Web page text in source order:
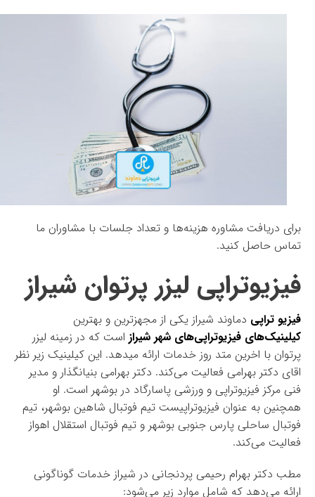
برای دریافت مشاوره هزینه‌ها و تعداد جلسات با مشاوران ما
تماس حاصل کنید.
فیزیوتراپی لیزر پرتوان شیراز
فیزیو تراپی دماوند شیراز یکی از مجهزترین و بهترین
کیلینیک‌های فیزیوتراپی‌های شهر شیراز است که در زمینه لیزر
پرتوان با اخرین متد روز خدمات ارائه میدهد. این کیلینیک زیر نظر
اقای دکتر بهرامی فعالیت می‌کند. دکتر بهرامی بنیانگذار و مدیر
فنی مرکز فیزیوتراپی و ورزشی پاسارگاد در بوشهر است. او
همچنین به عنوان فیزیوتراپیست تیم فوتبال شاهین بوشهر، تیم
فوتبال ساحلی پارس جنوبی بوشهر و تیم فوتبال استقلال اهواز
فعالیت می‌کند.
مطب دکتر بهرام رحیمی پردنجانی در شیراز خدمات گوناگونی
ارائه می‌دهد که شامل موارد زیر می‌شود: